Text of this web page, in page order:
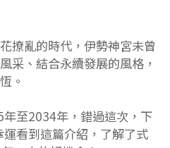
撩亂的時代，伊勢神宮未曾
采、結合永續發展的風格，
。
至2034年，錯過這次，下
看到這篇介紹，了解了式